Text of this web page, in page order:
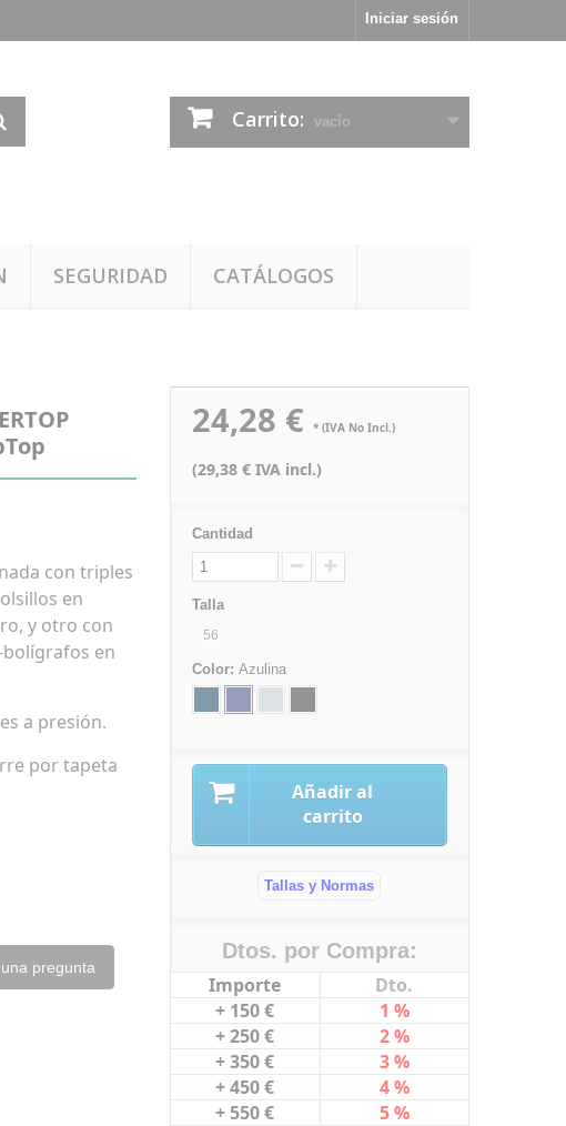
Iniciar sesión
Carrito: vacío
SEGURIDAD CATÁLOGOS
con triples
en
y otro con
en
a presión.
por tapeta
pregunta
24,28 € * (IVA No Incl.)
(29,38 € IVA incl.)
Cantidad
Talla
56
Color: Azulina
Añadir al
carrito
Tallas y Normas
Dtos. por Compra:
Importe
Dto.
+ 150 €
1 %
+ 250 €
2 %
+ 350 €
3 %
+ 450 €
4 %
+ 550 €
5 %